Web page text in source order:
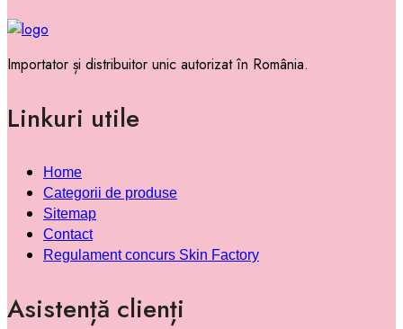
Importator și distribuitor unic autorizat în România.
Linkuri utile
Home
Categorii de produse
Sitemap
Contact
Regulament concurs Skin Factory
Asistență clienți